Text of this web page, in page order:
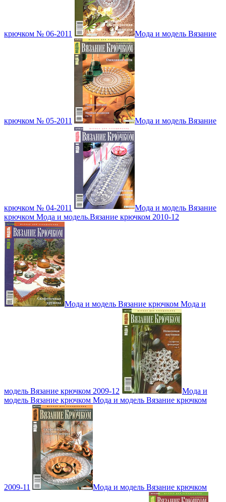
крючком № 06-2011 Мода и модель Вязание
крючком № 05-2011 Мода и модель Вязание
крючком № 04-2011
Мода и модель Вязание
крючком Мода и модель.Вязание крючком 2010-12
Мода и модель Вязание крючком Мода и
модель Вязание крючком 2009-12
Мода и
модель Вязание крючком Мода и модель Вязание крючком
2009-11 Мода и модель Вязание крючком